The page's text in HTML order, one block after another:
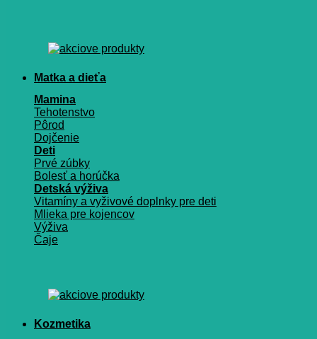
Matka a dieťa
Mamina
Tehotenstvo
Pôrod
Dojčenie
Deti
Prvé zúbky
Bolesť a horúčka
Detská výživa
Vitamíny a vyživové doplnky pre deti
Mlieka pre kojencov
Výživa
Čaje
Kozmetika